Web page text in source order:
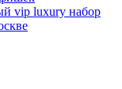
vip luxury набор